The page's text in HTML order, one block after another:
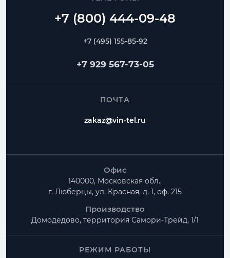
+7 (495) 155-85-92
+7 929 567-73-05
ПОЧТА
zakaz@vin-tel.ru
Офис
140000, Московская обл.,
г. Люберцы, ул. Красная, д. 1, оф. 215
Производство
Домодедово, территория Самори-Трейд, 1/1
РЕЖИМ РАБОТЫ